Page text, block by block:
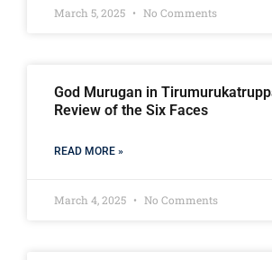
March 5, 2025 No Comments
God Murugan in
Review of the Six Faces
READ MORE »
March 4, 2025 No Comments